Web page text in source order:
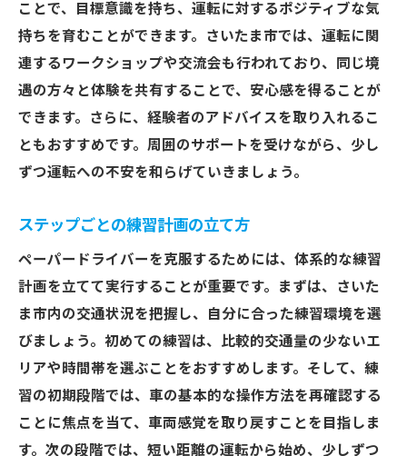
ことで、目標意識を持ち、運転に対するポジティブな気
持ちを育むことができます。さいたま市では、運転に関
連するワークショップや交流会も行われており、同じ境
遇の方々と体験を共有することで、安心感を得ることが
できます。さらに、経験者のアドバイスを取り入れるこ
ともおすすめです。周囲のサポートを受けながら、少し
ずつ運転への不安を和らげていきましょう。
ステップごとの練習計画の立て方
ペーパードライバーを克服するためには、体系的な練習
計画を立てて実行することが重要です。まずは、さいた
ま市内の交通状況を把握し、自分に合った練習環境を選
びましょう。初めての練習は、比較的交通量の少ないエ
リアや時間帯を選ぶことをおすすめします。そして、練
習の初期段階では、車の基本的な操作方法を再確認する
ことに焦点を当て、車両感覚を取り戻すことを目指しま
す。次の段階では、短い距離の運転から始め、少しずつ